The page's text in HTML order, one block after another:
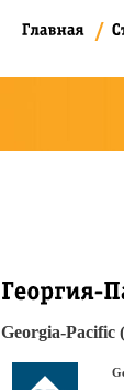
Georgia-Pacific